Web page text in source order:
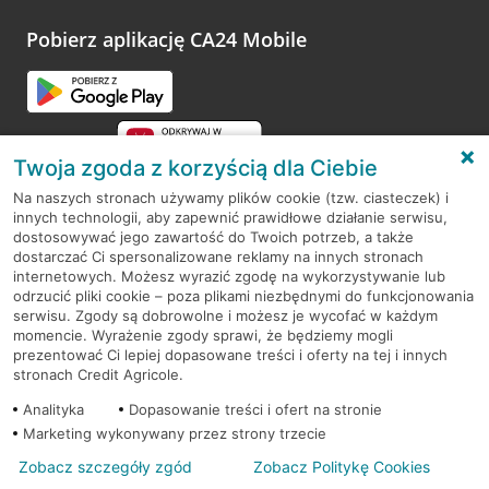
opinie.
Pobierz aplikację CA24 Mobile
RODO
Regulamin serwisu
Mapa serwisu
PolitykaCookies
© 2026 Credit Agricole Bank Polska S.A. Wszelkie prawa zastrzeżone
Twoja zgoda z korzyścią dla Ciebie
Na naszych stronach używamy plików cookie (tzw. ciasteczek) i
innych technologii, aby zapewnić prawidłowe działanie serwisu,
dostosowywać jego zawartość do Twoich potrzeb, a także
dostarczać Ci spersonalizowane reklamy na innych stronach
internetowych. Możesz wyrazić zgodę na wykorzystywanie lub
odrzucić pliki cookie – poza plikami niezbędnymi do funkcjonowania
serwisu. Zgody są dobrowolne i możesz je wycofać w każdym
momencie. Wyrażenie zgody sprawi, że będziemy mogli
prezentować Ci lepiej dopasowane treści i oferty na tej i innych
stronach Credit Agricole.
Analityka
Dopasowanie treści i ofert na stronie
Marketing wykonywany przez strony trzecie
Zobacz szczegóły zgód Zobacz Politykę Cookies